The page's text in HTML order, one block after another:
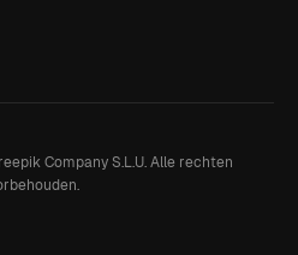
Company S.L.U. Alle rechten
.